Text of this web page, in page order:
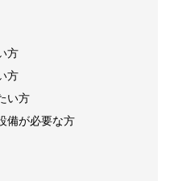
方
方
い方
備が必要な方